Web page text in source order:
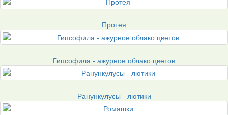
Протея
Гипсофила - ажурное облако цветов
Ранункулусы - лютики